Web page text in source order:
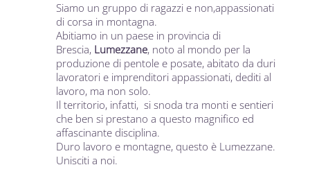
Siamo un gruppo di ragazzi e non,appassionati
di corsa in montagna.
Abitiamo in un paese in provincia di
Brescia, Lumezzane, noto al mondo per la
produzione di pentole e posate, abitato da duri
lavoratori e imprenditori appassionati, dediti al
lavoro, ma non solo.
Il territorio, infatti, si snoda tra monti e sentieri
che ben si prestano a questo magnifico ed
affascinante disciplina.
Duro lavoro e montagne, questo è Lumezzane.
Unisciti a noi.